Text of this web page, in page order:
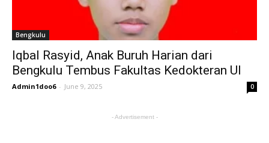
Bengkulu
Iqbal Rasyid, Anak Buruh Harian dari
Bengkulu Tembus Fakultas Kedokteran UI
Admin1doo6 - June 9, 2025 0
- Advertisement -